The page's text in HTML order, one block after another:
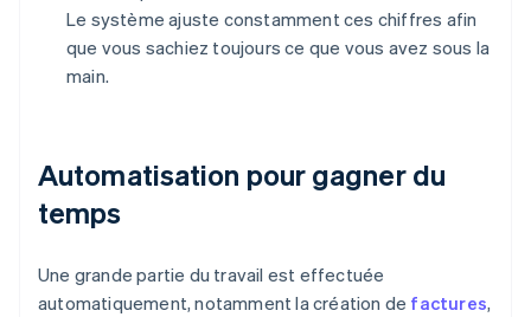
Le système ajuste constamment ces chiffres afin
que vous sachiez toujours ce que vous avez sous la
main.
Automatisation pour gagner du
temps
Une grande partie du travail est effectuée
automatiquement, notamment la création de factures,